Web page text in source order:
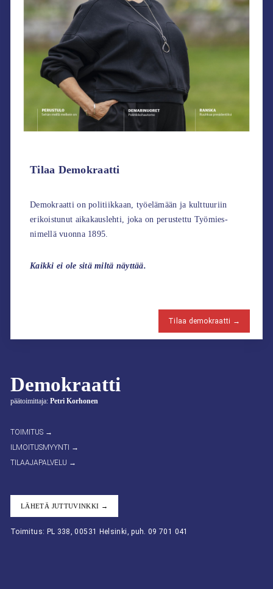
Demokraatti
päätoimittaja: Petri Korhonen
TOIMITUS →
ILMOITUSMYYNTI →
TILAAJAPALVELU →
LÄHETÄ JUTTUVINKKI →
Toimitus: PL 338, 00531 Helsinki, puh. 09 701 041
Tilaa Demokraatti
Demokraatti on politiikkaan, työelämään ja kulttuuriin
erikoistunut aikakauslehti, joka on perustettu Työmies-
nimellä vuonna 1895.
Kaikki ei ole sitä miltä näyttää.
Tilaa demokraatti →